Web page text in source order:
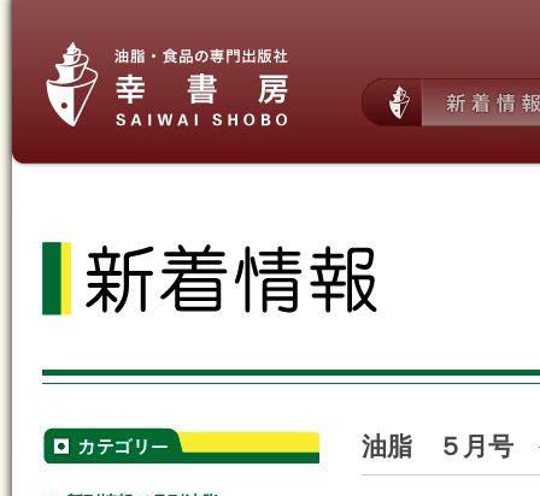
油脂 ５月号